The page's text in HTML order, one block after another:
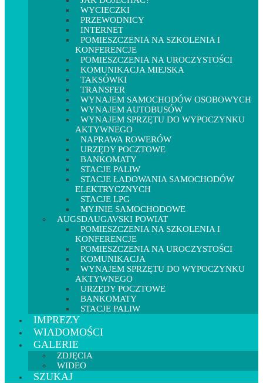
WYCIECZKI
PRZEWODNICY
INTERNET
POMIESZCZENIA NA SZKOLENIA I
KONFERENCJE
POMIESZCZENIA NA UROCZYSTOŚCI
KOMUNIKACJA MIEJSKA
TAKSÓWKI
TRANSFER
WYNAJEM SAMOCHODÓW OSOBOWYCH
WYNAJEM AUTOBUSÓW
WYNAJEM SPRZĘTU DO WYPOCZYNKU
AKTYWNEGO
NAPRAWA ROWERÓW
URZĘDY POCZTOWE
BANKOMATY
STACJE PALIW
STACJE ŁADOWANIA SAMOCHODÓW
ELEKTRYCZNYCH
STACJE LPG
MYJNIE SAMOCHODOWE
AUGSDAUGAVSKI POWIAT
POMIESZCZENIA NA SZKOLENIA I
KONFERENCJE
POMIESZCZENIA NA UROCZYSTOŚCI
KOMUNIKACJA
WYNAJEM SPRZĘTU DO WYPOCZYNKU
AKTYWNEGO
URZĘDY POCZTOWE
BANKOMATY
STACJE PALIW
IMPREZY
WIADOMOŚCI
GALERIE
ZDJĘCIA
WIDEO
SZUKAJ